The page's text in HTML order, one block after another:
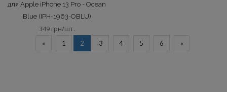
для Apple iPhone 13 Pro - Ocean
Blue (IPH-1963-OBLU)
349 грн/шт.
« 1 2 3 4 5 6 »